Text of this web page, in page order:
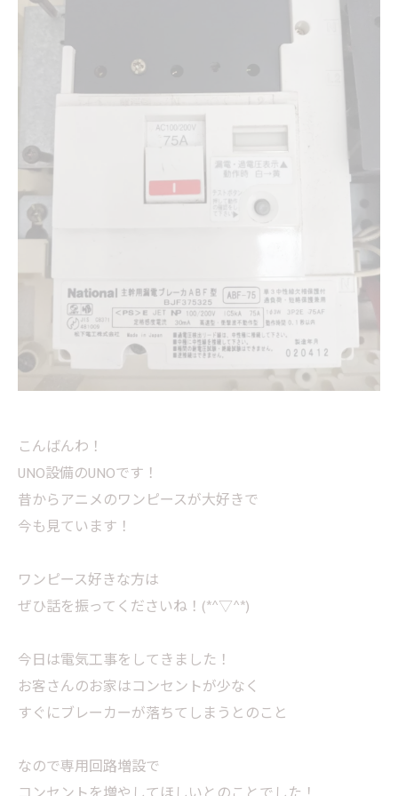
こんばんわ！
UNO設備のUNOです！
昔からアニメのワンピースが大好きで
今も見ています！
ワンピース好きな方は
ぜひ話を振ってくださいね！(*^▽^*)
今日は電気工事をしてきました！
お客さんのお家はコンセントが少なく
すぐにブレーカーが落ちてしまうとのこと
なので専用回路増設で